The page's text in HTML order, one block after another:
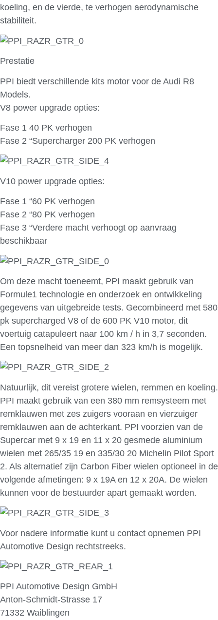
koeling, en de vierde, te verhogen aerodynamische
stabiliteit.
Prestatie
PPI biedt verschillende kits motor voor de Audi R8
Models.
V8 power upgrade opties:
Fase 1 40 PK verhogen
Fase 2 “Supercharger 200 PK verhogen
V10 power upgrade opties:
Fase 1 “60 PK verhogen
Fase 2 “80 PK verhogen
Fase 3 “Verdere macht verhoogt op aanvraag
beschikbaar
Om deze macht toeneemt, PPI maakt gebruik van
Formule1 technologie en onderzoek en ontwikkeling
gegevens van uitgebreide tests. Gecombineerd met 580
pk supercharged V8 of de 600 PK V10 motor, dit
voertuig catapuleert naar 100 km / h in 3,7 seconden.
Een topsnelheid van meer dan 323 km/h is mogelijk.
Natuurlijk, dit vereist grotere wielen, remmen en koeling.
PPI maakt gebruik van een 380 mm remsysteem met
remklauwen met zes zuigers vooraan en vierzuiger
remklauwen aan de achterkant. PPI voorzien van de
Supercar met 9 x 19 en 11 x 20 gesmede aluminium
wielen met 265/35 19 en 335/30 20 Michelin Pilot Sport
2. Als alternatief zijn Carbon Fiber wielen optioneel in de
volgende afmetingen: 9 x 19A en 12 x 20A. De wielen
kunnen voor de bestuurder apart gemaakt worden.
Voor nadere informatie kunt u contact opnemen PPI
Automotive Design rechtstreeks.
PPI Automotive Design GmbH
Anton-Schmidt-Strasse 17
71332 Waiblingen